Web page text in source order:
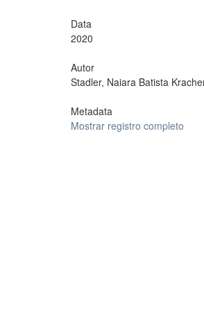
Data
2020
Autor
Stadler, Naiara Batista
Metadata
Mostrar registro completo